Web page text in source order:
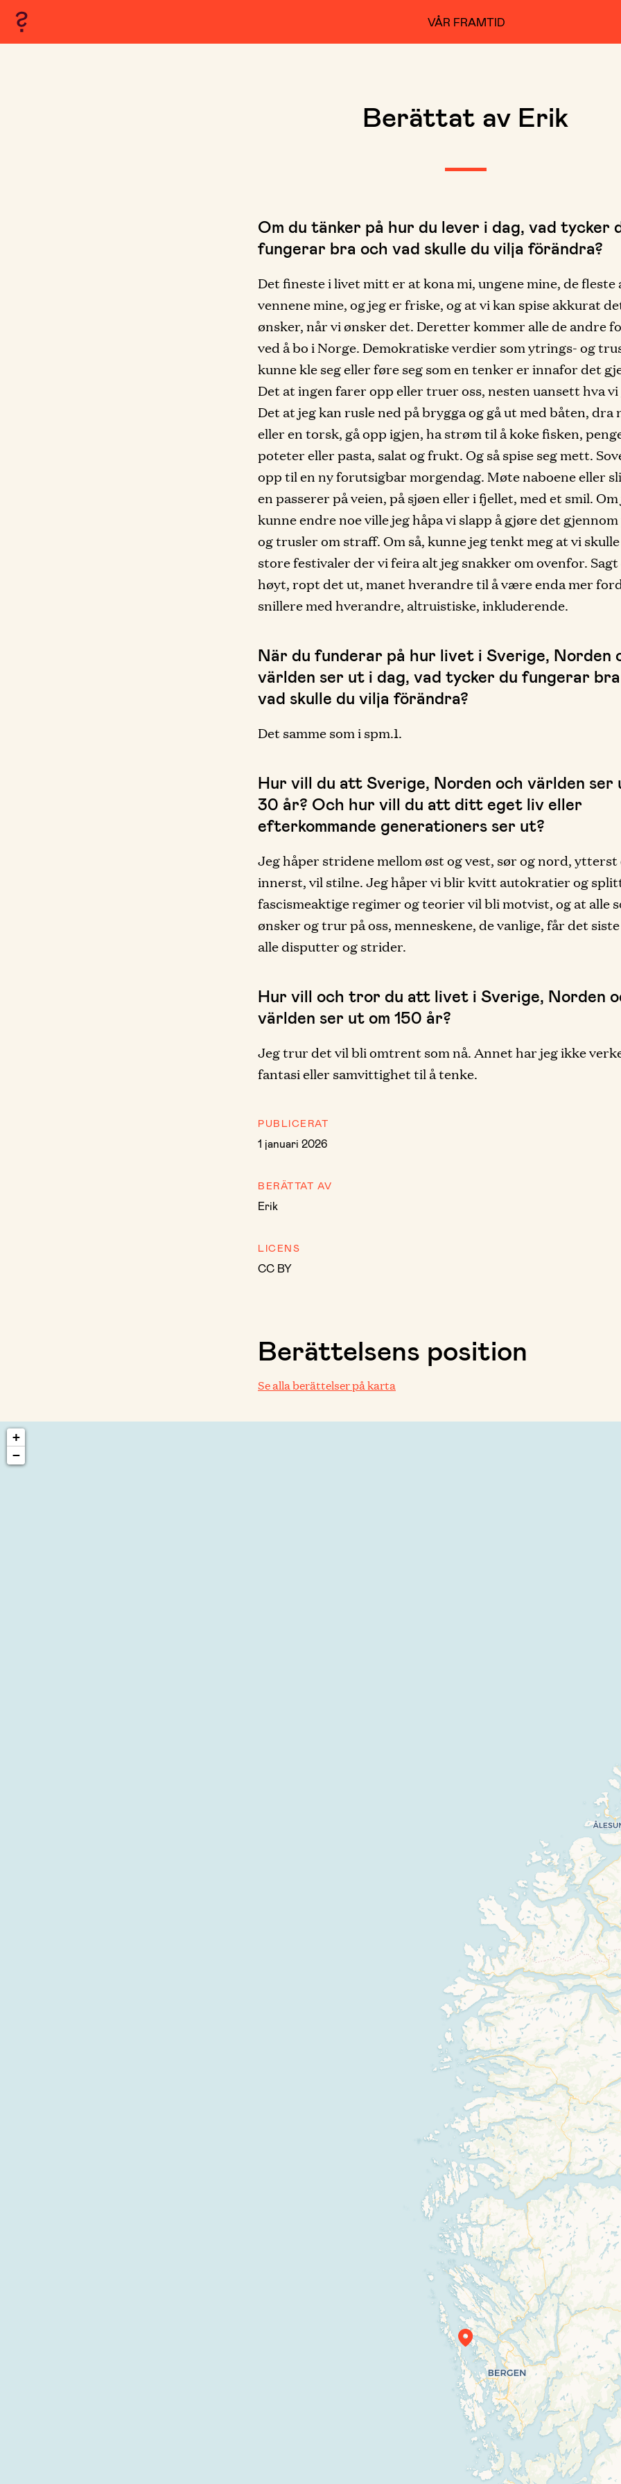
VÅR FRAMTID
Berättat av Erik
Om du tänker på hur du lever i dag, vad tycker
fungerar bra och vad skulle du vilja förändra?
Det fineste i livet mitt er at kona mi, ungene mine, de fleste
vennene mine, og jeg er friske, og at vi kan spise akkurat
ønsker, når vi ønsker det. Deretter kommer alle de andre
ved å bo i Norge. Demokratiske verdier som ytrings- og
kunne kle seg eller føre seg som en tenker er innafor det
Det at ingen farer opp eller truer oss, nesten uansett hva
Det at jeg kan rusle ned på brygga og gå ut med båten, dra
eller en torsk, gå opp igjen, ha strøm til å koke fisken,
poteter eller pasta, salat og frukt. Og så spise seg mett.
opp til en ny forutsigbar morgendag. Møte naboene eller
en passerer på veien, på sjøen eller i fjellet, med et smil. Om
kunne endre noe ville jeg håpa vi slapp å gjøre det
og trusler om straff. Om så, kunne jeg tenkt meg at vi skulle
store festivaler der vi feira alt jeg snakker om ovenfor.
høyt, ropt det ut, manet hverandre til å være enda mer
snillere med hverandre, altruistiske, inkluderende.
När du funderar på hur livet i Sverige, Norden
världen ser ut i dag, vad tycker du fungerar
vad skulle du vilja förändra?
Det samme som i spm.1.
Hur vill du att Sverige, Norden och världen ser
30 år? Och hur vill du att ditt eget liv eller
efterkommande generationers ser ut?
Jeg håper stridene mellom øst og vest, sør og nord, ytterst
innerst, vil stilne. Jeg håper vi blir kvitt autokratier og
fascismeaktige regimer og teorier vil bli motvist, og at alle
ønsker og trur på oss, menneskene, de vanlige, får det
alle disputter og strider.
Hur vill och tror du att livet i Sverige, Norden
världen ser ut om 150 år?
Jeg trur det vil bli omtrent som nå. Annet har jeg ikke
fantasi eller samvittighet til å tenke.
PUBLICERAT
1 januari 2026
BERÄTTAT AV
Erik
LICENS
CC BY
Berättelsens position
Se alla berättelser på karta
Travelers’ Map is loading…
If you see this after your page is loaded completely, leafletJS files are missing.
+
−